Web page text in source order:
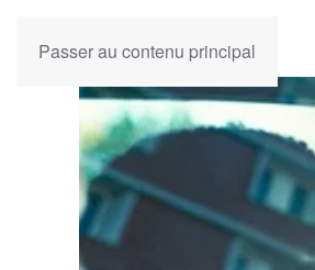
Passer au contenu principal